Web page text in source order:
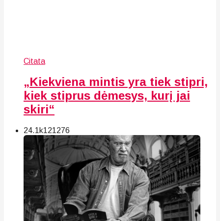
Citata
„Kiekviena mintis yra tiek stipri,
kiek stiprus dėmesys, kurį jai
skiri“
24.1k121 276